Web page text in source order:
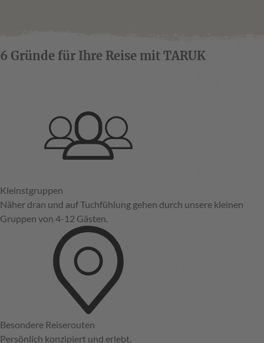
6 Gründe für Ihre Reise mit TARUK
Kleinstgruppen
Näher dran und auf Tuchfühlung gehen durch unsere kleinen
Gruppen von 4-12 Gästen.
Besondere Reiserouten
Persönlich konzipiert und erlebt.